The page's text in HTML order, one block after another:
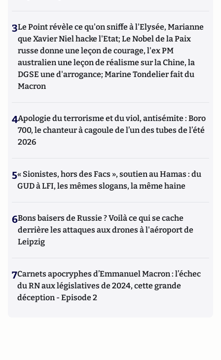
3Le Point révèle ce qu'on sniffe à l'Elysée, Marianne
que Xavier Niel hacke l'Etat; Le Nobel de la Paix
russe donne une leçon de courage, l'ex PM
australien une leçon de réalisme sur la Chine, la
DGSE une d'arrogance; Marine Tondelier fait du
Macron
4Apologie du terrorisme et du viol, antisémite : Boro
700, le chanteur à cagoule de l’un des tubes de l’été
2026
5« Sionistes, hors des Facs », soutien au Hamas : du
GUD à LFI, les mêmes slogans, la même haine
6Bons baisers de Russie ? Voilà ce qui se cache
derrière les attaques aux drones à l'aéroport de
Leipzig
7Carnets apocryphes d’Emmanuel Macron : l’échec
du RN aux législatives de 2024, cette grande
déception - Episode 2